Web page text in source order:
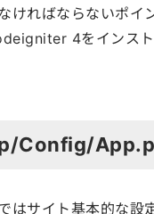
ければならないポイ
4をインス
Config/
はサイト基本的な設